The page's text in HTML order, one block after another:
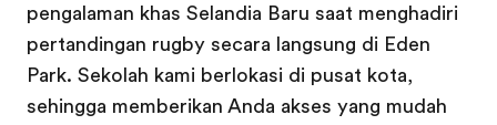
pengalaman khas Selandia Baru saat menghadiri
pertandingan rugby secara langsung di Eden
Park. Sekolah kami berlokasi di pusat kota,
sehingga memberikan Anda akses yang mudah